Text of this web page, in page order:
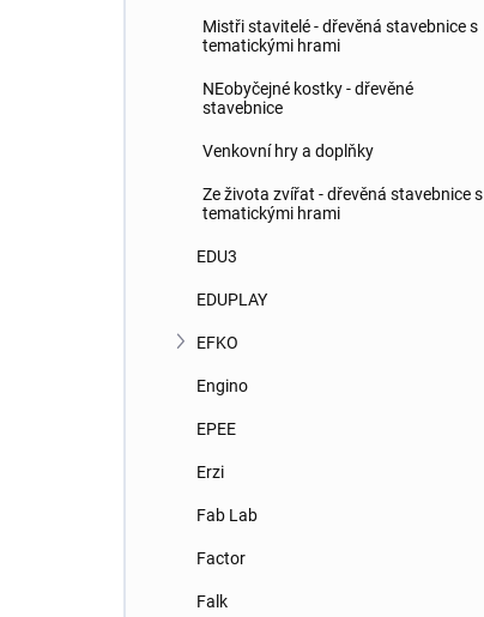
Mistři stavitelé - dřevěná stavebnice s
tematickými hrami
NEobyčejné kostky - dřevěné
stavebnice
Venkovní hry a doplňky
Ze života zvířat - dřevěná stavebnice s
tematickými hrami
EDU3
EDUPLAY
EFKO
Engino
EPEE
Erzi
Fab Lab
Factor
Falk